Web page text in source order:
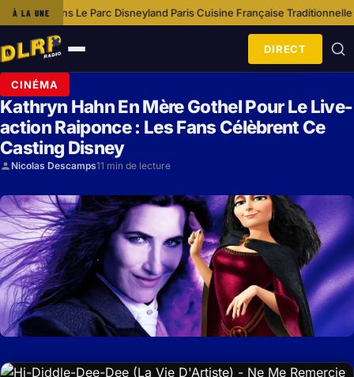
À LA UNE
Parc Disneyland Paris·Cuisine Française Traditionnelle À Disneyland
Ouvrir
le
menu
DIRECT
CINÉMA
Kathryn Hahn En Mère Gothel Pour Le Live-
action Raiponce : Les Fans Célèbrent Ce
Casting Disney
Nicolas Descamps11 min de lecture